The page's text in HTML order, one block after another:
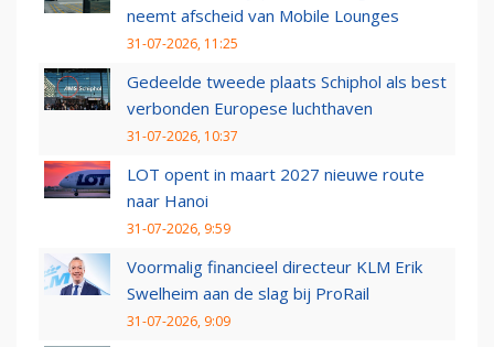
neemt afscheid van Mobile Lounges
31-07-2026, 11:25
Gedeelde tweede plaats Schiphol als best
verbonden Europese luchthaven
31-07-2026, 10:37
LOT opent in maart 2027 nieuwe route
naar Hanoi
31-07-2026, 9:59
Voormalig financieel directeur KLM Erik
Swelheim aan de slag bij ProRail
31-07-2026, 9:09